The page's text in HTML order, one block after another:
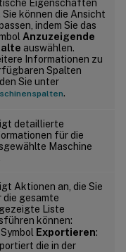
Eigenschaften
Sie können die Ansicht
indem Sie das
Anzuzeigende
auswählen.
Informationen zu
Spalten
Sie unter
.
detaillierte
für die
Maschine
Aktionen an, die Sie
die gesamte
Liste
können:
Symbol Exportieren:
die in der